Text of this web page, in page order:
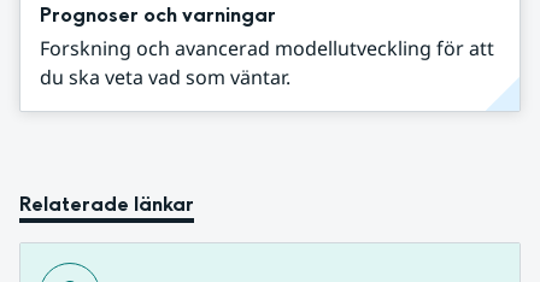
Prognoser och varningar
Forskning och avancerad modellutveckling för att
du ska veta vad som väntar.
Relaterade länkar